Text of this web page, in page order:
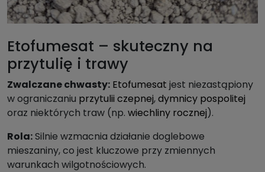
Etofumesat – skuteczny na
przytulię i trawy
Zwalczane chwasty: Etofumesat jest niezastąpiony
w ograniczaniu przytulii czepnej,dymnicy pospolitej
oraz niektórych traw (np. wiechliny rocznej).
Rola:Silnie wzmacnia działanie doglebowe
mieszaniny, co jest kluczowe przy zmiennych
warunkach wilgotnościowych.